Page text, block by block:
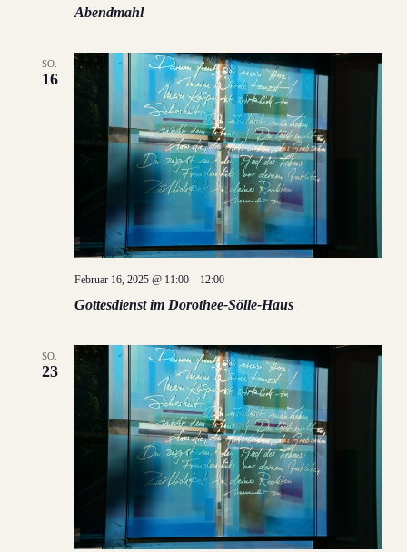
Abendmahl
SO.
16
Gottesdienst im Dorothee-Sölle-Haus
Februar 16, 2025 @ 11:00– 12:00
SO.
23